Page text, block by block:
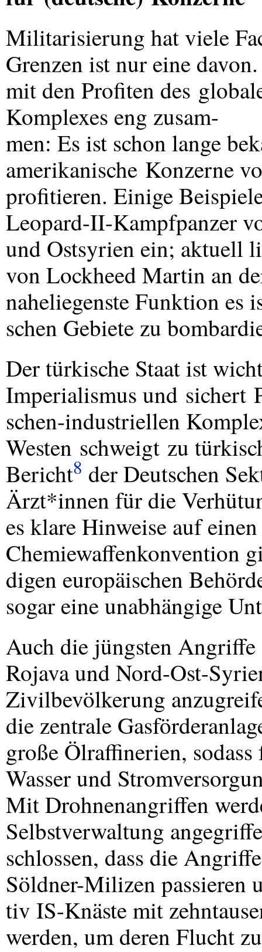
Militarisierung hat viele
Grenzen ist nur eine
mit den Profiten des
Komplexes eng zusam-
men: Es ist schon lange
amerikanische Konzerne
profitieren. Einige
Leopard-II-Kampfpanzer
und Ostsyrien ein; aktuell
von Lockheed Martin an
naheliegenste Funktion es
schen Gebiete zu
Der türkische Staat ist
Imperialismus und
schen-industriellen
Westen schweigt zu
Bericht8 der Deutschen
Ärzt*innen für die
es klare Hinweise auf
Chemiewaffenkonvention
digen europäischen
sogar eine unabhängige
Auch die jüngsten
Rojava und Nord-Ost-
Zivilbevölkerung
die zentrale
große Ölraffinerien,
Wasser und
Mit Drohnenangriffen
Selbstverwaltung
schlossen, dass die
Söldner-Milizen passieren
tiv IS-Knäste mit
werden, um deren Flucht